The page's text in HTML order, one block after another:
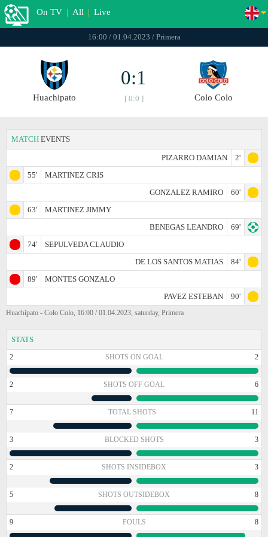
On TV | All | Live
16:00 / 01.04.2023 / Primera
Huachipato
0:1
[ 0:0 ] Colo Colo
MATCH EVENTS
PIZARRO DAMIAN
2'
55'
MARTINEZ CRIS
GONZALEZ RAMIRO
60'
63'
MARTINEZ JIMMY
BENEGAS LEANDRO
69'
74'
SEPULVEDA CLAUDIO
DE LOS SANTOS MATIAS
84'
89'
MONTES GONZALO
PAVEZ ESTEBAN
90'
Huachipato - Colo Colo, 16:00 / 01.04.2023, saturday, Primera
STATS
2 SHOTS ON GOAL 2
2 SHOTS OFF GOAL 6
7 TOTAL SHOTS 11
3 BLOCKED SHOTS 3
2 SHOTS INSIDEBOX 3
5 SHOTS OUTSIDEBOX 8
9 FOULS 8